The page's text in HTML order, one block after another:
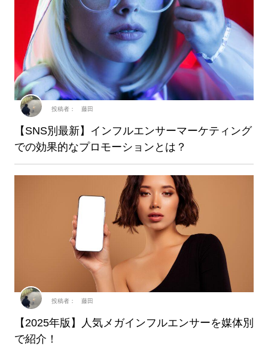
【SNS別最新】インフルエンサーマーケティング
での効果的なプロモーションとは？
投稿者： 藤田
【2025年版】人気メガインフルエンサーを媒体別
で紹介！
投稿者： 藤田